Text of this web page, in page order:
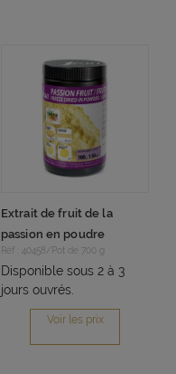
Extrait de fruit de la
passion en poudre
Réf : 40458/Pot de 700 g
Disponible sous 2 à 3
jours ouvrés.
Voir les prix